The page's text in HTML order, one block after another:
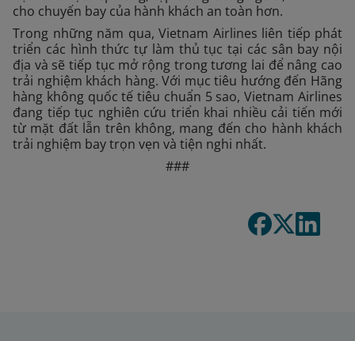
cho chuyến bay của hành khách an toàn hơn.
Trong những năm qua, Vietnam Airlines liên tiếp phát
triển các hình thức tự làm thủ tục tại các sân bay nội
địa và sẽ tiếp tục mở rộng trong tương lai để nâng cao
trải nghiệm khách hàng. Với mục tiêu hướng đến Hãng
hàng không quốc tế tiêu chuẩn 5 sao, Vietnam Airlines
đang tiếp tục nghiên cứu triển khai nhiều cải tiến mới
từ mặt đất lẫn trên không, mang đến cho hành khách
trải nghiệm bay trọn vẹn và tiện nghi nhất.
###